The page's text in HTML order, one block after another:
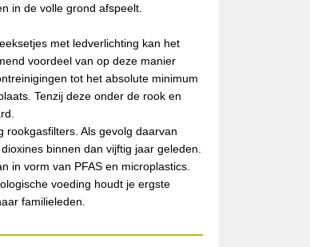
in de volle grond afspeelt.
met ledverlichting kan het
voordeel van op deze manier
tot het absolute minimum
Tenzij deze onder de rook en
rookgasfilters. Als gevolg daarvan
binnen dan vijftig jaar geleden.
in vorm van PFAS en microplastics.
voeding houdt je ergste
familieleden.